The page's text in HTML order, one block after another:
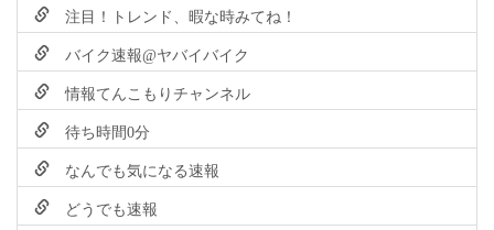
注目！トレンド、暇な時みてね！
バイク速報@ヤバイバイク
情報てんこもりチャンネル
待ち時間0分
なんでも気になる速報
どうでも速報